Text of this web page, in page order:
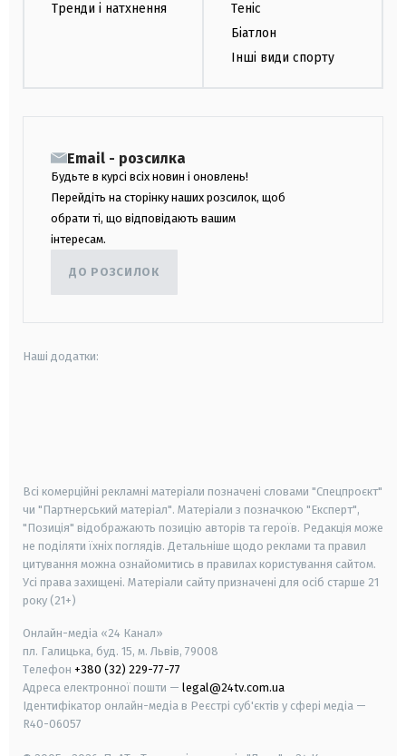
Тренди і натхнення
Теніс
Біатлон
Інші види спорту
Email - розсилка
Будьте в курсі всіх новин і оновлень!
Перейдіть на сторінку наших розсилок, щоб
обрати ті, що відповідають вашим
інтересам.
ДО РОЗСИЛОК
Наші додатки:
Всі комерційні рекламні матеріали позначені словами "Спецпроєкт"
чи "Партнерський матеріал". Матеріали з позначкою "Експерт",
"Позиція" відображають позицію авторів та героїв. Редакція може
не поділяти їхніх поглядів. Детальніше щодо реклами та правил
цитування можна ознайомитись в правилах користування сайтом.
Усі права захищені. Матеріали сайту призначені для осіб старше 21
року (21+)
Онлайн-медіа «24 Канал»
пл. Галицька, буд. 15, м. Львів, 79008
Телефон +380 (32) 229-77-77
Адреса електронної пошти — legal@24tv.com.ua
Ідентифікатор онлайн-медіа в Реєстрі суб'єктів у сфері медіа —
R40-06057